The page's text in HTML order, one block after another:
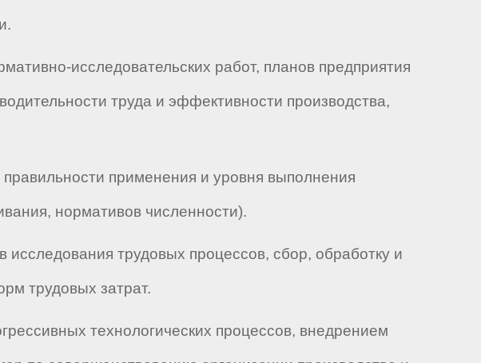
исследовательских работ, планов предприятия
труда и эффективности производства,
применения и уровня выполнения
нормативов численности).
трудовых процессов, сбор, обработку и
трудовых затрат.
технологических процессов, внедрением